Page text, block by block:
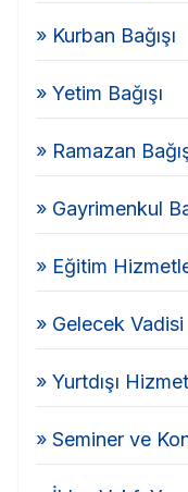
» Kurban Bağışı
» Yetim Bağışı
» Ramazan
» Gayrimenkul
» Eğitim
» Gelecek Vadisi
» Yurtdışı
» Seminer ve